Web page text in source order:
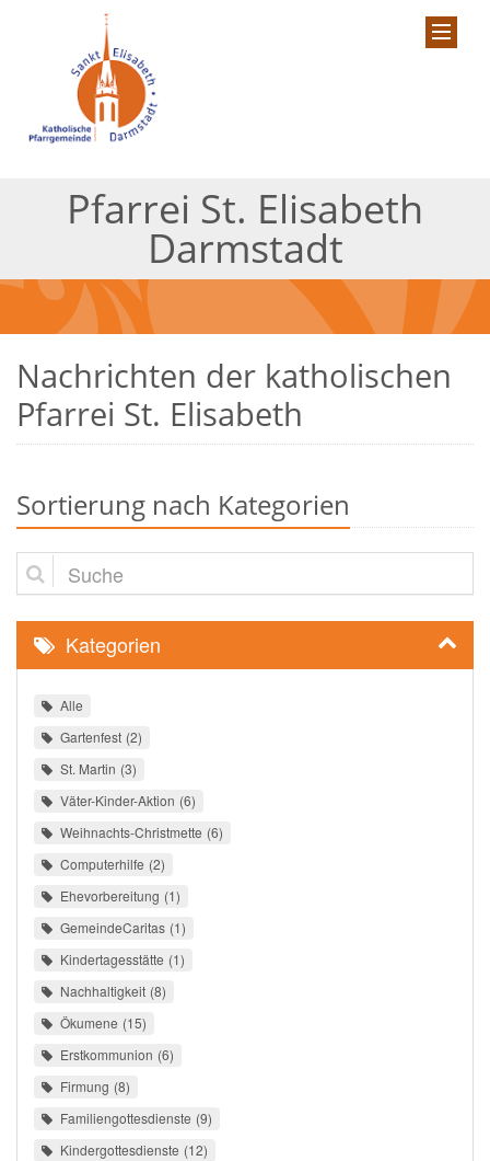
Pfarrei St. Elisabeth
Darmstadt
Nachrichten der katholischen
Pfarrei St. Elisabeth
Sortierung nach Kategorien
Suche
Kategorien
Alle
Gartenfest 2
St. Martin 3
Väter-Kinder-Aktion 6
Weihnachts-Christmette 6
Computerhilfe 2
Ehevorbereitung 1
GemeindeCaritas 1
Kindertagesstätte 1
Nachhaltigkeit 8
Ökumene 15
Erstkommunion 6
Firmung 8
Familiengottesdienste 9
Kindergottesdienste 12